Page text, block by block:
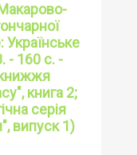
Українське
- 160 с. -
книга 2;
серія
випуск 1)